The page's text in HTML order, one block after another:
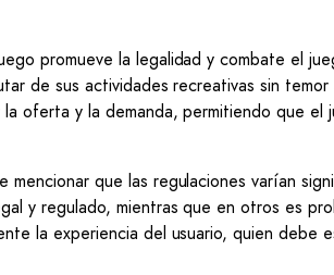
promueve la legalidad y combate el
de sus actividades recreativas sin
oferta y la demanda, permitiendo que
mencionar que las regulaciones varían
y regulado, mientras que en otros es
la experiencia del usuario, quien debe